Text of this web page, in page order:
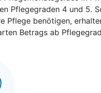
Pflegegraden 4 und 5.
Pflege benötigen,
Betrags ab